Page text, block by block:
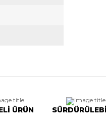
ÜRÜN